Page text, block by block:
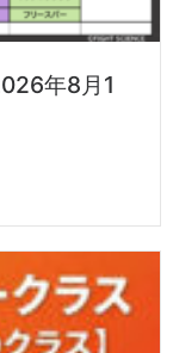
年8月1